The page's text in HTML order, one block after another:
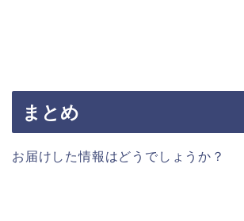
まとめ
お届けした情報はどうでしょうか？